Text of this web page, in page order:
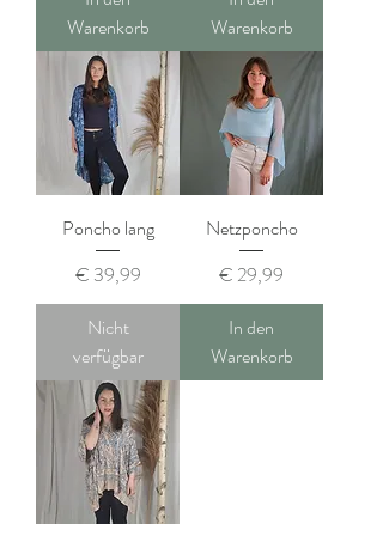
Warenkorb
Warenkorb
Poncho lang
Preis
€ 39,99
Nicht
verfügbar
Netzponcho
Preis
€ 29,99
In den
Warenkorb